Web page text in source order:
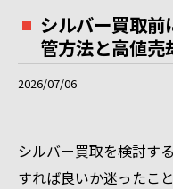
シルバー買取
管方法と高値売
2026/07/06
シルバー買取を検討す
すれば良いか迷ったこ